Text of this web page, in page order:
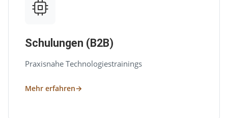
Schulungen (B2B)
Praxisnahe Technologiestrainings
Mehr erfahren